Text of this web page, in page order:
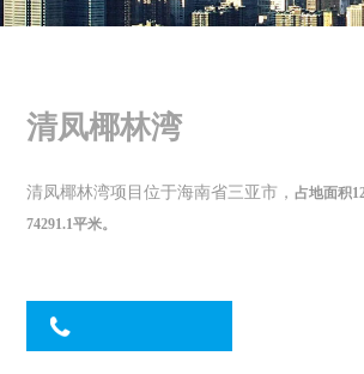
清凤椰林湾
清凤椰林湾项目位于海南省三亚市，占地面积
74291.1平米。